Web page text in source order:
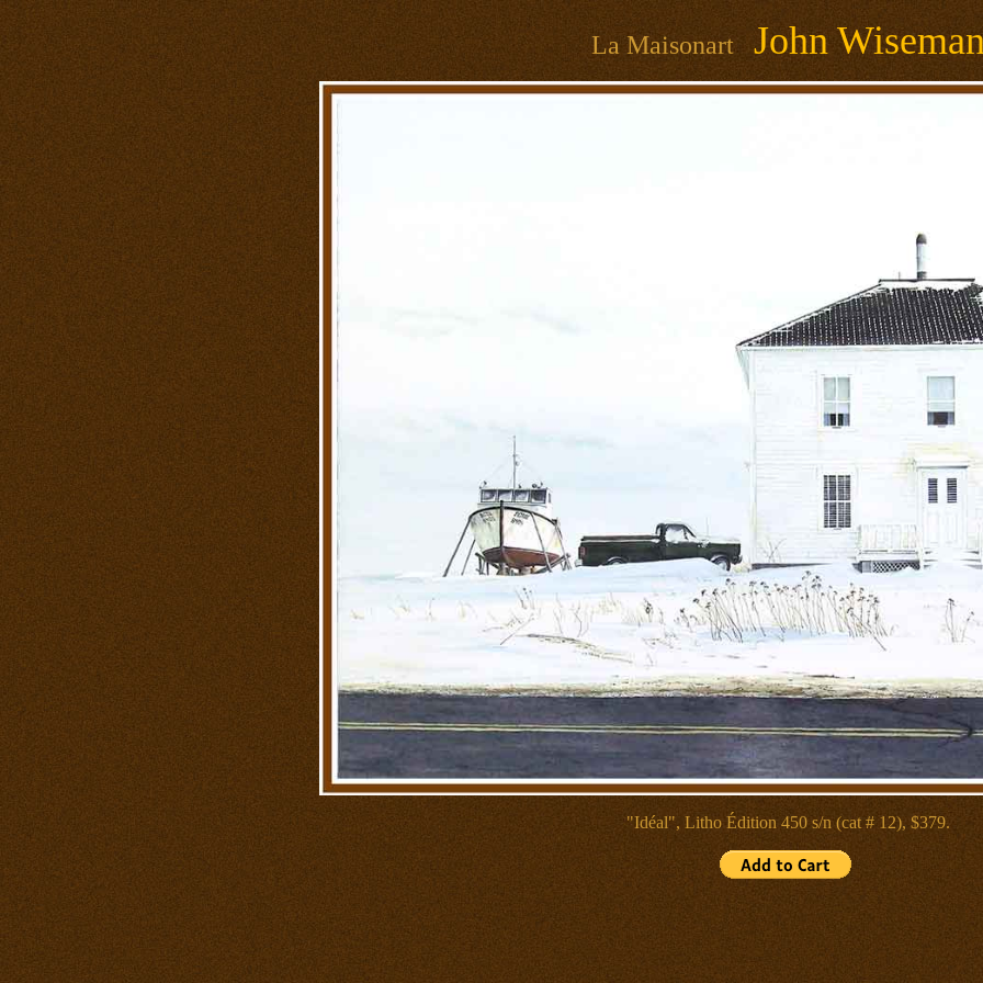
La Maisonart John
"Idéal", Litho Édition 450 s/n (cat # 12), $379.